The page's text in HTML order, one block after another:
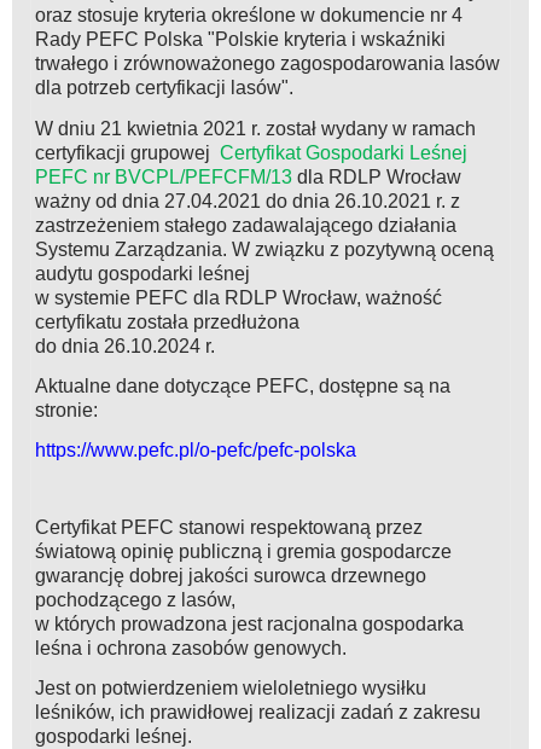
oraz stosuje kryteria określone w dokumencie nr 4
Rady PEFC Polska "Polskie kryteria i wskaźniki
trwałego i zrównoważonego zagospodarowania lasów
dla potrzeb certyfikacji lasów".
W dniu 21 kwietnia 2021 r. został wydany w ramach
certyfikacji grupowej Certyfikat Gospodarki Leśnej
PEFC nr BVCPL/PEFCFM/13 dla RDLP Wrocław
ważny od dnia 27.04.2021 do dnia 26.10.2021 r. z
zastrzeżeniem stałego zadawalającego działania
Systemu Zarządzania. W związku z pozytywną oceną
audytu gospodarki leśnej
w systemie PEFC dla RDLP Wrocław, ważność
certyfikatu została przedłużona
do dnia 26.10.2024 r.
Aktualne dane dotyczące PEFC, dostępne są na
stronie:
https://www.pefc.pl/o-pefc/pefc-polska
Certyfikat PEFC stanowi respektowaną przez
światową opinię publiczną i gremia gospodarcze
gwarancję dobrej jakości surowca drzewnego
pochodzącego z lasów,
w których prowadzona jest racjonalna gospodarka
leśna i ochrona zasobów genowych.
Jest on potwierdzeniem wieloletniego wysiłku
leśników, ich prawidłowej realizacji zadań z zakresu
gospodarki leśnej.